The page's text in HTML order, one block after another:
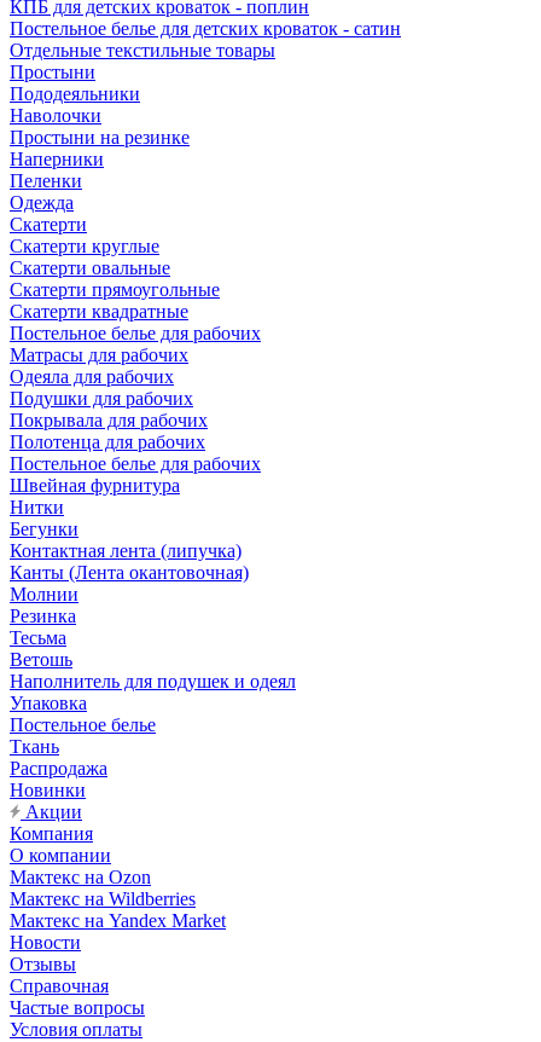
КПБ для детских кроваток - поплин
Постельное белье для детских кроваток - сатин
Отдельные текстильные товары
Простыни
Пододеяльники
Наволочки
Простыни на резинке
Наперники
Пеленки
Одежда
Скатерти
Скатерти круглые
Скатерти овальные
Скатерти прямоугольные
Скатерти квадратные
Постельное белье для рабочих
Матрасы для рабочих
Одеяла для рабочих
Подушки для рабочих
Покрывала для рабочих
Полотенца для рабочих
Постельное белье для рабочих
Швейная фурнитура
Нитки
Бегунки
Контактная лента (липучка)
Канты (Лента окантовочная)
Молнии
Резинка
Тесьма
Ветошь
Наполнитель для подушек и одеял
Упаковка
Постельное белье
Ткань
Распродажа
Новинки
Акции
Компания
О компании
Мактекс на Ozon
Мактекс на Wildberries
Мактекс на Yandex Market
Новости
Отзывы
Справочная
Частые вопросы
Условия оплаты